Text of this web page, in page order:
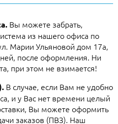
Вы можете забрать,
из нашего офиса по
Марии Ульяновой дом 17а,
после оформления. Ни
при этом не взимается!
В случае, если Вам не удобно
и у Вас нет времени целый
Вы можете оформить
заказов (ПВЗ). Наш